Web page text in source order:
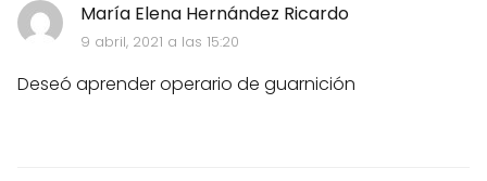
María Elena Hernández Ricardo
9 abril, 2021 a las 15:20
Deseó aprender operario de guarnición